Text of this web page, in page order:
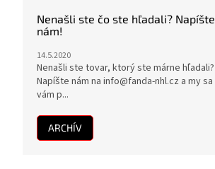
Nenašli ste čo ste hľadali? Napíšte
nám!
14.5.2020
Nenašli ste tovar, ktorý ste márne hľadali?
Napíšte nám na info@fanda-nhl.cz a my sa
vám p...
ARCHÍV